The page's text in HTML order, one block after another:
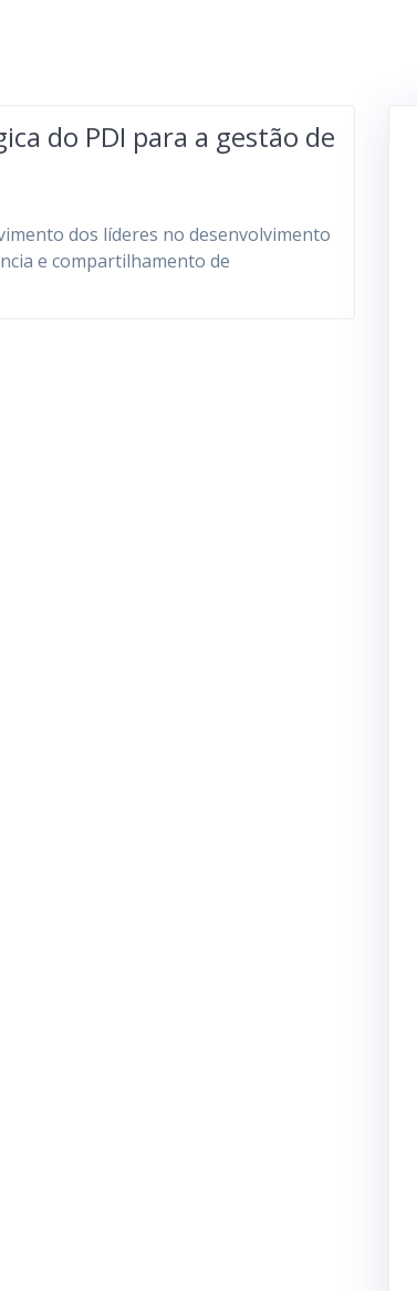
do PDI para a gestão de
dos líderes no desenvolvimento
e compartilhamento de